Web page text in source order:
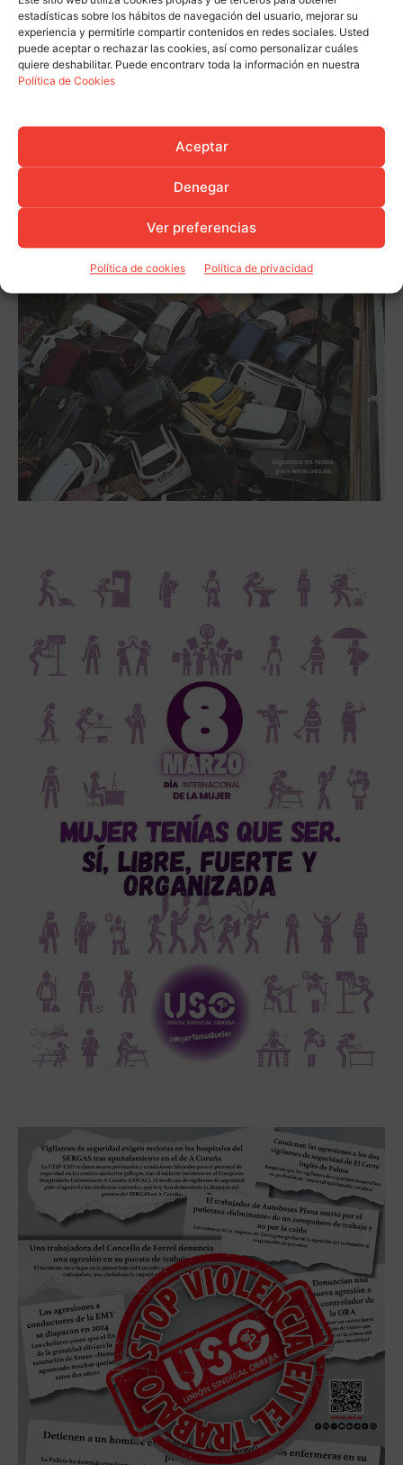
estadísticas sobre los hábitos de navegación del usuario, mejorar su
experiencia y permitirle compartir contenidos en redes sociales. Usted
puede aceptar o rechazar las cookies, así como personalizar cuáles
quiere deshabilitar. Puede encontrarv toda la información en nuestra
Política de Cookies
Aceptar
Denegar
Ver preferencias
Política de cookies Política de privacidad